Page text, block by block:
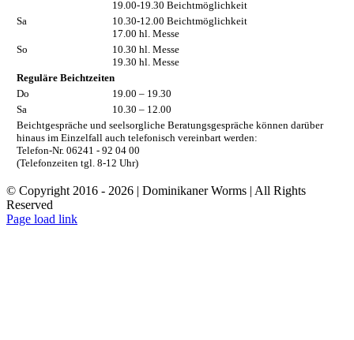
19.00-19.30 Beichtmöglichkeit
Sa
10.30-12.00 Beichtmöglichkeit
17.00 hl. Messe
So
10.30 hl. Messe
19.30 hl. Messe
Reguläre Beichtzeiten
Do
19.00 – 19.30
Sa
10.30 – 12.00
Beichtgespräche und seelsorgliche Beratungsgespräche können darüber
hinaus im Einzelfall auch telefonisch vereinbart werden:
Telefon-Nr. 06241 - 92 04 00
(Telefonzeiten tgl. 8-12 Uhr)
© Copyright 2016 - 2026 | Dominikaner Worms | All Rights
Reserved
Facebook
Rss
Page load link